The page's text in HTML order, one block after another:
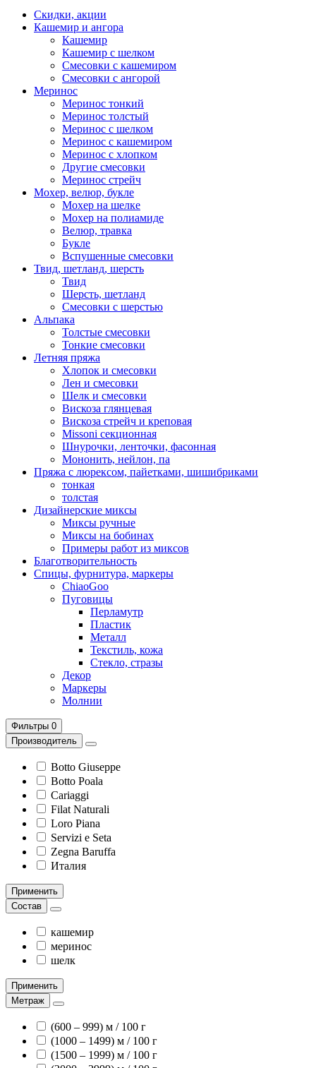
Скидки, акции
Кашемир и ангора
Кашемир
Кашемир с шелком
Смесовки с кашемиром
Смесовки с ангорой
Меринос
Меринос тонкий
Меринос толстый
Меринос с шелком
Меринос с кашемиром
Меринос с хлопком
Другие смесовки
Меринос стрейч
Мохер, велюр, букле
Мохер на шелке
Мохер на полиамиде
Велюр, травка
Букле
Вспушенные смесовки
Твид, шетланд, шерсть
Твид
Шерсть, шетланд
Смесовки с шерстью
Альпака
Толстые смесовки
Тонкие смесовки
Летняя пряжа
Хлопок и смесовки
Лен и смесовки
Шелк и смесовки
Вискоза глянцевая
Вискоза стрейч и креповая
Missoni секционная
Шнурочки, ленточки, фасонная
Мононить, нейлон, па
Пряжа с люрексом, пайетками, шишибриками
тонкая
толстая
Дизайнерские миксы
Миксы ручные
Миксы на бобинах
Примеры работ из миксов
Благотворительность
Спицы, фурнитура, маркеры
ChiaoGoo
Пуговицы
Перламутр
Пластик
Металл
Текстиль, кожа
Стекло, стразы
Декор
Маркеры
Молнии
Фильтры 0
Производитель
Botto Giuseppe
Botto Poala
Cariaggi
Filat Naturali
Loro Piana
Servizi e Seta
Zegna Baruffa
Италия
Применить
Состав
кашемир
меринос
шелк
Применить
Метраж
(600 – 999) м / 100 г
(1000 – 1499) м / 100 г
(1500 – 1999) м / 100 г